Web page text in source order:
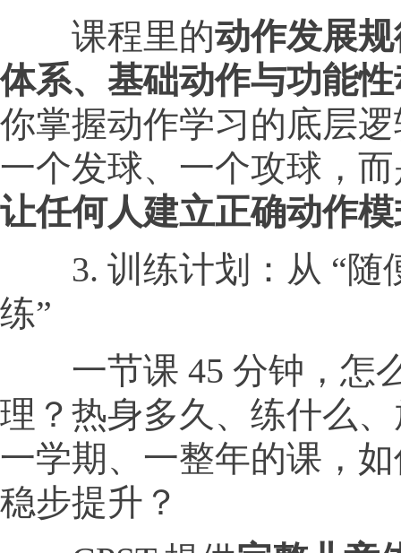
课程里的动作发展
体系、基础动作与功能
你掌握动作学习的底层
一个发球、一个攻球，
让任何人建立正确动作
3. 训练计划：从 “随
练”
一节课 45 分钟，怎
理？热身多久、练什么
一学期、一整年的课，
稳步提升？